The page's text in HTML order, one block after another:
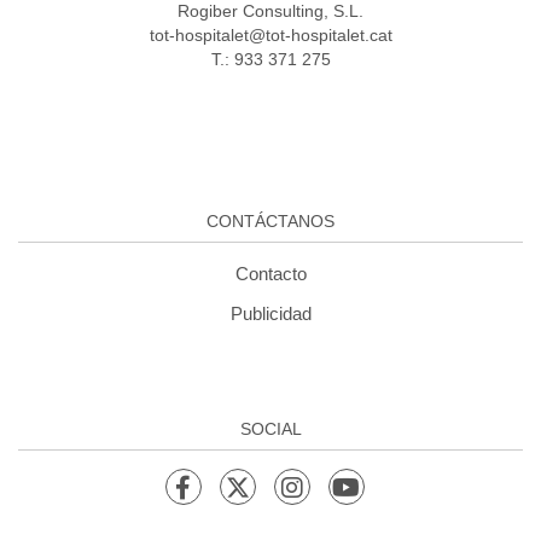
Rogiber Consulting, S.L.
tot-hospitalet@tot-hospitalet.cat
T.: 933 371 275
CONTÁCTANOS
Contacto
Publicidad
SOCIAL